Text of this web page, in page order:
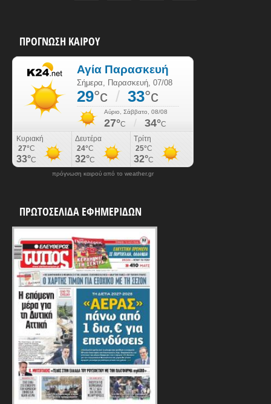
ΠΡΟΓΝΩΣΗ ΚΑΙΡΟΥ
πρόγνωση καιρού από το weather.gr
ΠΡΩΤΟΣΕΛΙΔΑ ΕΦΗΜΕΡΙΔΩΝ